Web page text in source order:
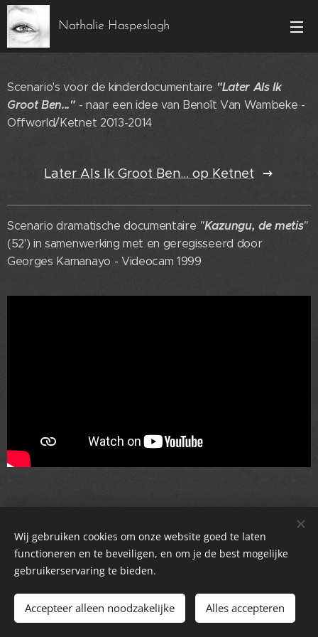
Nathalie Haspeslagh
Scenario's voor de kinderdocumentaire "Later Als Ik
Groot Ben..." - naar een idee van Benoît Van Wambeke -
Offworld/Ketnet 2013-2014
Later Als Ik Groot Ben... op Ketnet
Scenario dramatische documentaire "Kazungu, de metis"
(52') in samenwerking met en geregisseerd door
Georges Kamanayo - Videocam 1999
Mogelijk gemaakt doorWebnode Cookies
Wij gebruiken cookies om onze website goed te laten
functioneren en te beveiligen, en om je de best mogelijke
gebruikerservaring te bieden.
Accepteer alleen noodzakelijke Alles accepteren